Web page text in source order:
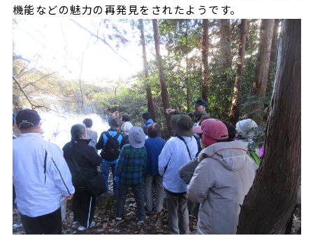
機能などの魅力の再発見をされたようです。